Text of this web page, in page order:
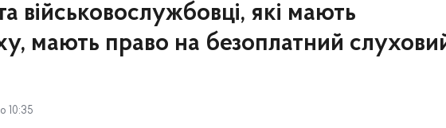
військовослужбовці, які мають
мають право на безоплатний
10:35